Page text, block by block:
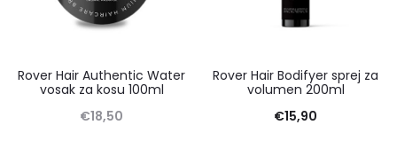
Rover Hair Authentic Water
vosak za kosu 100ml
€18,50
Rover Hair Bodifyer sprej za
volumen 200ml
€15,90